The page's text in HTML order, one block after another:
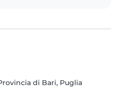
di Bari, Puglia